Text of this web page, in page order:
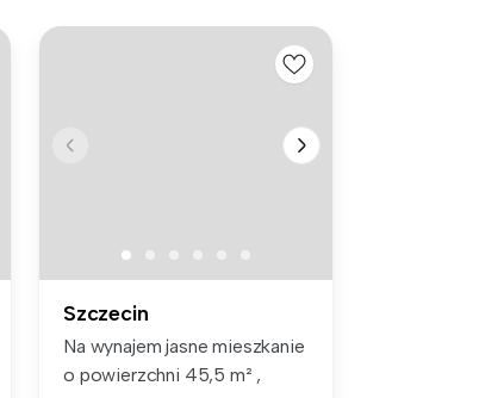
Szczecin
Na wynajem jasne mieszkanie
o powierzchni 45,5 m² ,